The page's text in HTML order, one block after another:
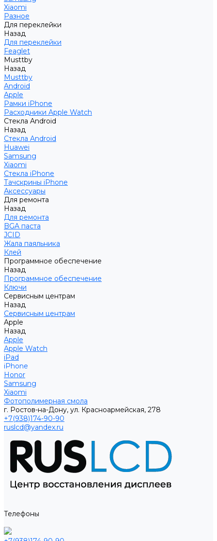
Xiaomi
Разное
Для переклейки
Назад
Для переклейки
Feaglet
Musttby
Назад
Musttby
Android
Apple
Рамки iPhone
Расходники Apple Watch
Стекла Android
Назад
Стекла Android
Huawei
Samsung
Xiaomi
Стекла iPhone
Тачскрины iPhone
Аксессуары
Для ремонта
Назад
Для ремонта
BGA паста
JCID
Жала паяльника
Клей
Программное обеспечение
Назад
Программное обеспечение
Ключи
Сервисным центрам
Назад
Сервисным центрам
Apple
Назад
Apple
Apple Watch
iPad
iPhone
Honor
Samsung
Xiaomi
Фотополимерная смола
г. Ростов-на-Дону, ул. Красноармейская, 278
+7(938)174-90-90
ruslcd@yandex.ru
Телефоны